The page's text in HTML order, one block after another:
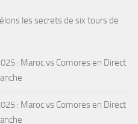
les secrets de six tours de
: Maroc vs Comores en Direct
: Maroc vs Comores en Direct